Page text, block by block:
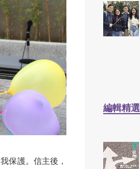
保護。信主後，
編輯精選